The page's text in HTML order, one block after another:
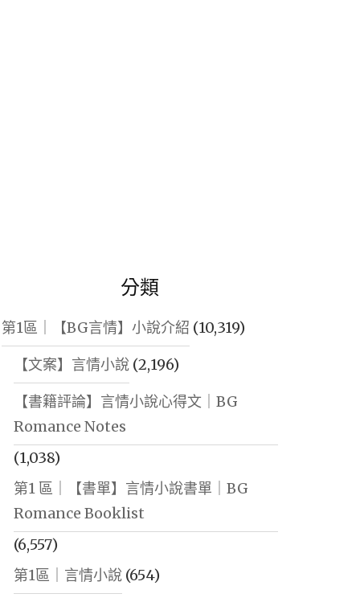
分類
第1區｜【BG言情】小說介紹 (10,319)
【文案】言情小說(2,196)
【書籍評論】言情小說心得文｜BG
Romance Notes
(1,038)
第1 區｜【書單】言情小說書單｜BG
Romance Booklist
(6,557)
第1區｜言情小說(654)